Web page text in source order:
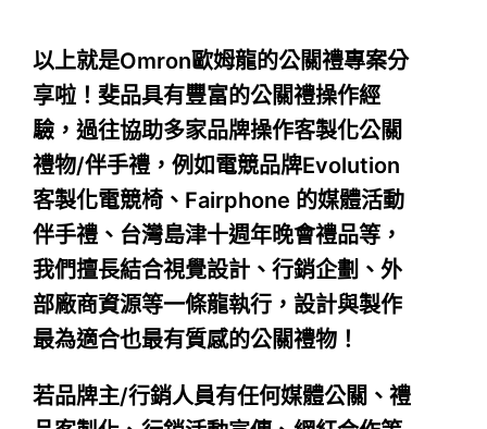
以上就是Omron歐姆龍的公關禮專案分
享啦！斐品具有豐富的公關禮操作經
驗，過往協助多家品牌操作客製化公關
禮物/伴手禮，例如電競品牌Evolution
客製化電競椅、Fairphone 的媒體活動
伴手禮、台灣島津十週年晚會禮品等，
我們擅長結合視覺設計、行銷企劃、外
部廠商資源等一條龍執行，設計與製作
最為適合也最有質感的公關禮物！
若品牌主/行銷人員有任何媒體公關、禮